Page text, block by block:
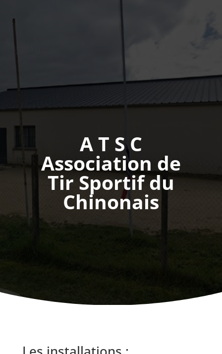
A T S C
Association de
Tir Sportif du
Chinonais